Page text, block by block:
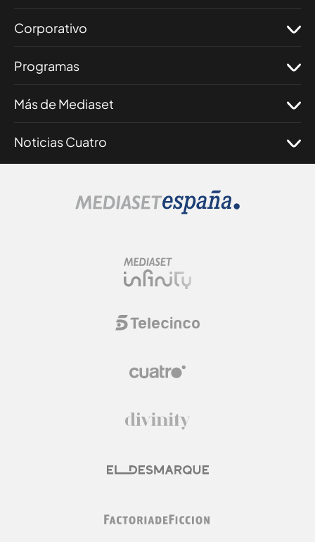
Corporativo
Programas
Más de Mediaset
Noticias Cuatro